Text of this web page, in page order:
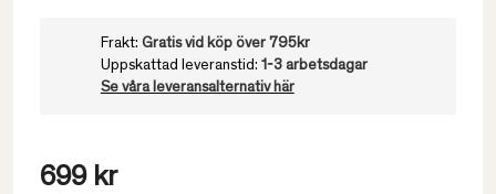
Frakt: Gratis vid köp över 795kr
Uppskattad leveranstid: 1-3 arbetsdagar
Se våra leveransalternativ här
699 kr